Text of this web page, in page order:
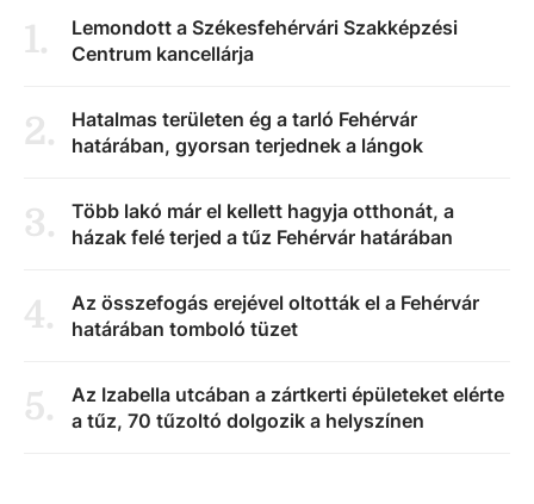
1.
Lemondott a Székesfehérvári Szakképzési
Centrum kancellárja
2.
Hatalmas területen ég a tarló Fehérvár
határában, gyorsan terjednek a lángok
3.
Több lakó már el kellett hagyja otthonát, a
házak felé terjed a tűz Fehérvár határában
4.
Az összefogás erejével oltották el a Fehérvár
határában tomboló tüzet
5.
Az Izabella utcában a zártkerti épületeket elérte
a tűz, 70 tűzoltó dolgozik a helyszínen